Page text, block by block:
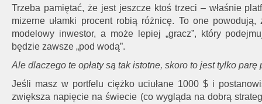
Trzeba pamiętać, że jest jeszcze ktoś trzeci – właśnie
mizerne ułamki procent robią różnicę. To one
modelowy inwestor, a może lepiej „gracz”, który
będzie zawsze „pod wodą”.
Ale dlaczego te opłaty są tak istotne, skoro to jest tylko
Jeśli masz w portfelu ciężko uciułane 1000 $ i
zwiększa napięcie na świecie (co wygląda na dobrą